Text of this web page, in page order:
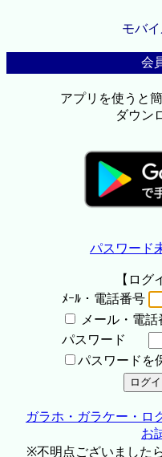
モバ
会
アプリを使うと
ダウン
パスワード
【ログ
ﾒｰﾙ・電話番号
メール・電
パスワード
パスワードを
ガラホ・ガラケー・ロ
お
※不明点ございました